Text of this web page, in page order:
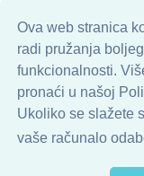
Ova web stranica
radi pružanja
funkcionalnosti.
pronaći u našoj
Ukoliko se slažete
vaše računalo